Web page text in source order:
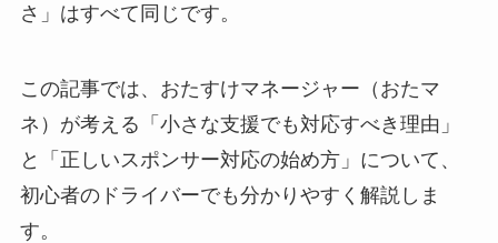
さ」はすべて同じです。
この記事では、おたすけマネージャー（おたマ
ネ）が考える「小さな支援でも対応すべき理由」
と「正しいスポンサー対応の始め方」について、
初心者のドライバーでも分かりやすく解説しま
す。